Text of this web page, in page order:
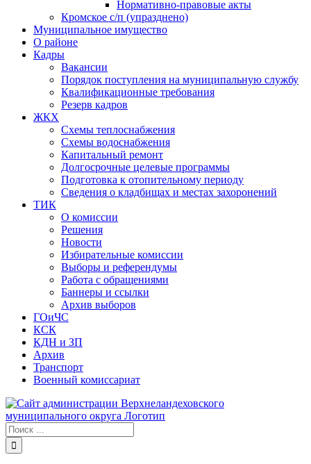
Нормативно-правовые акты
Кромское с/п (упразднено)
Муниципальное имущество
О районе
Кадры
Вакансии
Порядок поступления на муниципальную службу
Квалификационные требования
Резерв кадров
ЖКХ
Схемы теплоснабжения
Схемы водоснабжения
Капитальный ремонт
Долгосрочные целевые программы
Подготовка к отопительному периоду
Сведения о кладбищах и местах захоронений
ТИК
О комиссии
Решения
Новости
Избирательные комиссии
Выборы и референдумы
Работа с обращениями
Баннеры и ссылки
Архив выборов
ГОиЧС
КСК
КДН и ЗП
Архив
Транспорт
Военный комиссариат
Результат
поиска: